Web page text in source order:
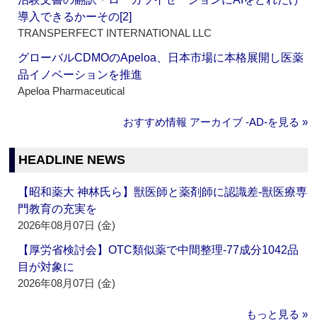
導入できるかーその[2]
TRANSPERFECT INTERNATIONAL LLC
グローバルCDMOのApeloa、日本市場に本格展開し医薬
品イノベーションを推進
Apeloa Pharmaceutical
おすすめ情報 アーカイブ ‐AD‐を見る »
HEADLINE NEWS
【昭和薬大 神林氏ら】獣医師と薬剤師に認識差‐獣医療専
門教育の充実を
2026年08月07日 (金)
【厚労省検討会】OTC類似薬で中間整理‐77成分1042品
目が対象に
2026年08月07日 (金)
もっと見る »